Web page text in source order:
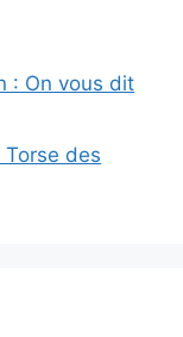
: On vous dit
des